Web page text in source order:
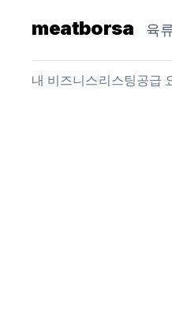
meatborsa 육
내 비즈니스리스팅공급